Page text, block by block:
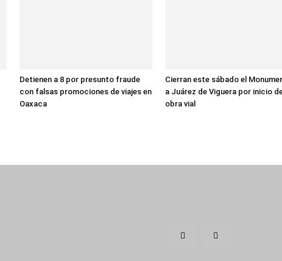
Detienen a 8 por presunto fraude
con falsas promociones de viajes en
Oaxaca
Cierran este sábado el
a Juárez de Viguera por inicio
obra vial